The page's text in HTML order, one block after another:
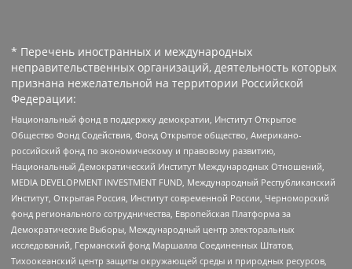
* Перечень иностранных и международных
неправительственных организаций, деятельность которых
признана нежелательной на территории Российской
Федерации:
Национальный фонд в поддержку демократии, Институт Открытое
Общество Фонд Содействия, Фонд Открытое общество, Американо-
российский фонд по экономическому и правовому развитию,
Национальный Демократический Институт Международных Отношений,
MEDIA DEVELOPMENT INVESTMENT FUND, Международный Республиканский
Институт, Открытая Россия, Институт современной России, Черноморский
фонд регионального сотрудничества, Европейская Платформа за
Демократические Выборы, Международный центр электоральных
исследований, Германский фонд Маршалла Соединенных Штатов,
Тихоокеанский центр защиты окружающей среды и природных ресурсов,